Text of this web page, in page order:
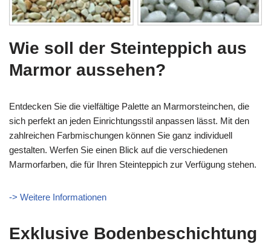
Wie soll der Steinteppich aus
Marmor aussehen?
Entdecken Sie die vielfältige Palette an Marmorsteinchen, die
sich perfekt an jeden Einrichtungsstil anpassen lässt. Mit den
zahlreichen Farbmischungen können Sie ganz individuell
gestalten. Werfen Sie einen Blick auf die verschiedenen
Marmorfarben, die für Ihren Steinteppich zur Verfügung stehen.
-> Weitere Informationen
Exklusive Bodenbeschichtung